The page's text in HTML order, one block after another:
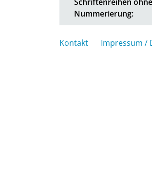
Nummerierung:
Kontakt Impressum /